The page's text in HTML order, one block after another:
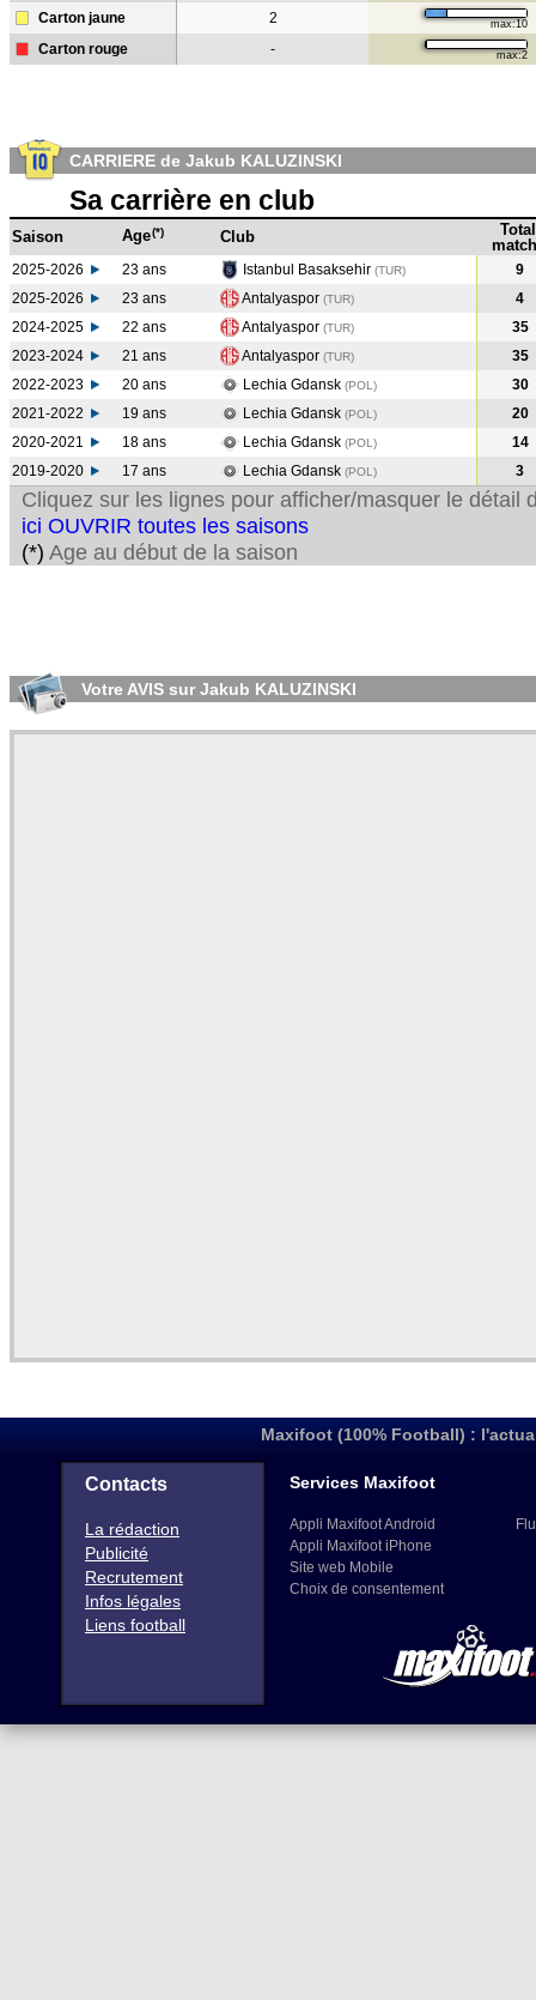
Carton jaune 2 max:10
Carton rouge - max:2
CARRIERE de Jakub KALUZINSKI
Sa carrière en club
Saison Age(*) Club
Total
2025-2026 23 ans Istanbul Basaksehir (TUR)
9
2025-2026
23 ans Antalyaspor (TUR)
4
2024-2025
22 ans Antalyaspor (TUR)
35
2023-2024
21 ans Antalyaspor (TUR)
35
2022-2023
20 ans Lechia Gdansk (POL )
30
2021-2022
19 ans Lechia Gdansk (POL )
20
2020-2021
18 ans Lechia Gdansk (POL )
14
2019-2020
17 ans Lechia Gdansk (POL ) 3
Cliquez sur les lignes pour afficher/masquer le détail
ici OUVRIR toutes les saisons
(*) Age au début de la saison
Votre AVIS sur Jakub KALUZINSKI
Maxifoot (100% Football) :
Contacts
La rédaction
Publicité
Recrutement
Infos légales
Liens football
Services Maxifoot
Appli Maxifoot Android
Appli Maxifoot iPhone
Site web Mobile
Choix de consentement